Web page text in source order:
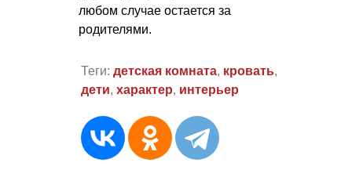
любом случае остается за
родителями.
Теги: детская комната, кровать,
дети, характер, интерьер